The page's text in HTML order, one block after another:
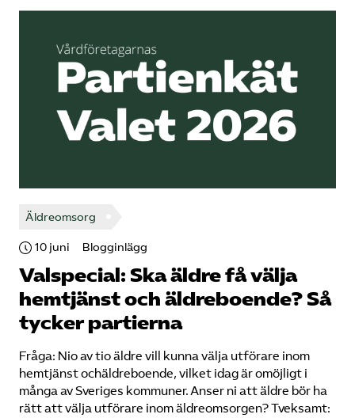
Äldreomsorg
10 juni Blogginlägg
Valspecial: Ska äldre få välja
hemtjänst och äldreboende? Så
tycker partierna
Fråga: Nio av tio äldre vill kunna välja utförare inom
hemtjänst ochäldreboende, vilket idag är omöjligt i
många av Sveriges kommuner. Anser ni att äldre bör ha
rätt att välja utförare inom äldreomsorgen? Tveksamt: